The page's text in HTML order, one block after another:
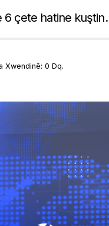
6 çete hatine kuştin.
Xwendinê: 0 Dq.